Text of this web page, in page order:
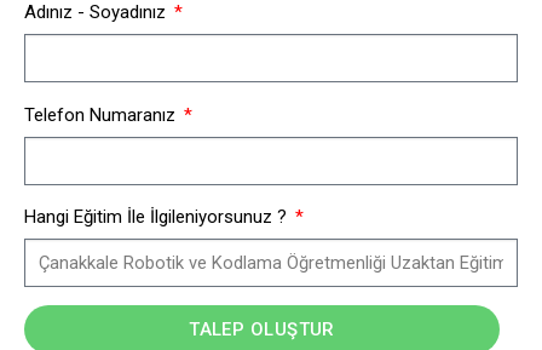
Adınız - Soyadınız
Telefon Numaranız
Hangi Eğitim İle İlgileniyorsunuz ?
TALEP OLUŞTUR